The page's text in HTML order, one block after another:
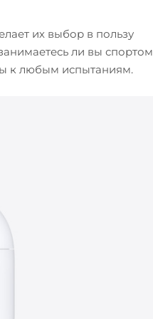
их выбор в пользу
ли вы спортом
к любым испытаниям.